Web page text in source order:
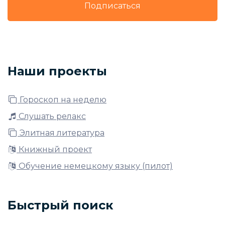
Подписаться
Наши проекты
Гороскоп на неделю
Слушать релакс
Элитная литература
Книжный проект
Обучение немецкому языку (пилот)
Быстрый поиск